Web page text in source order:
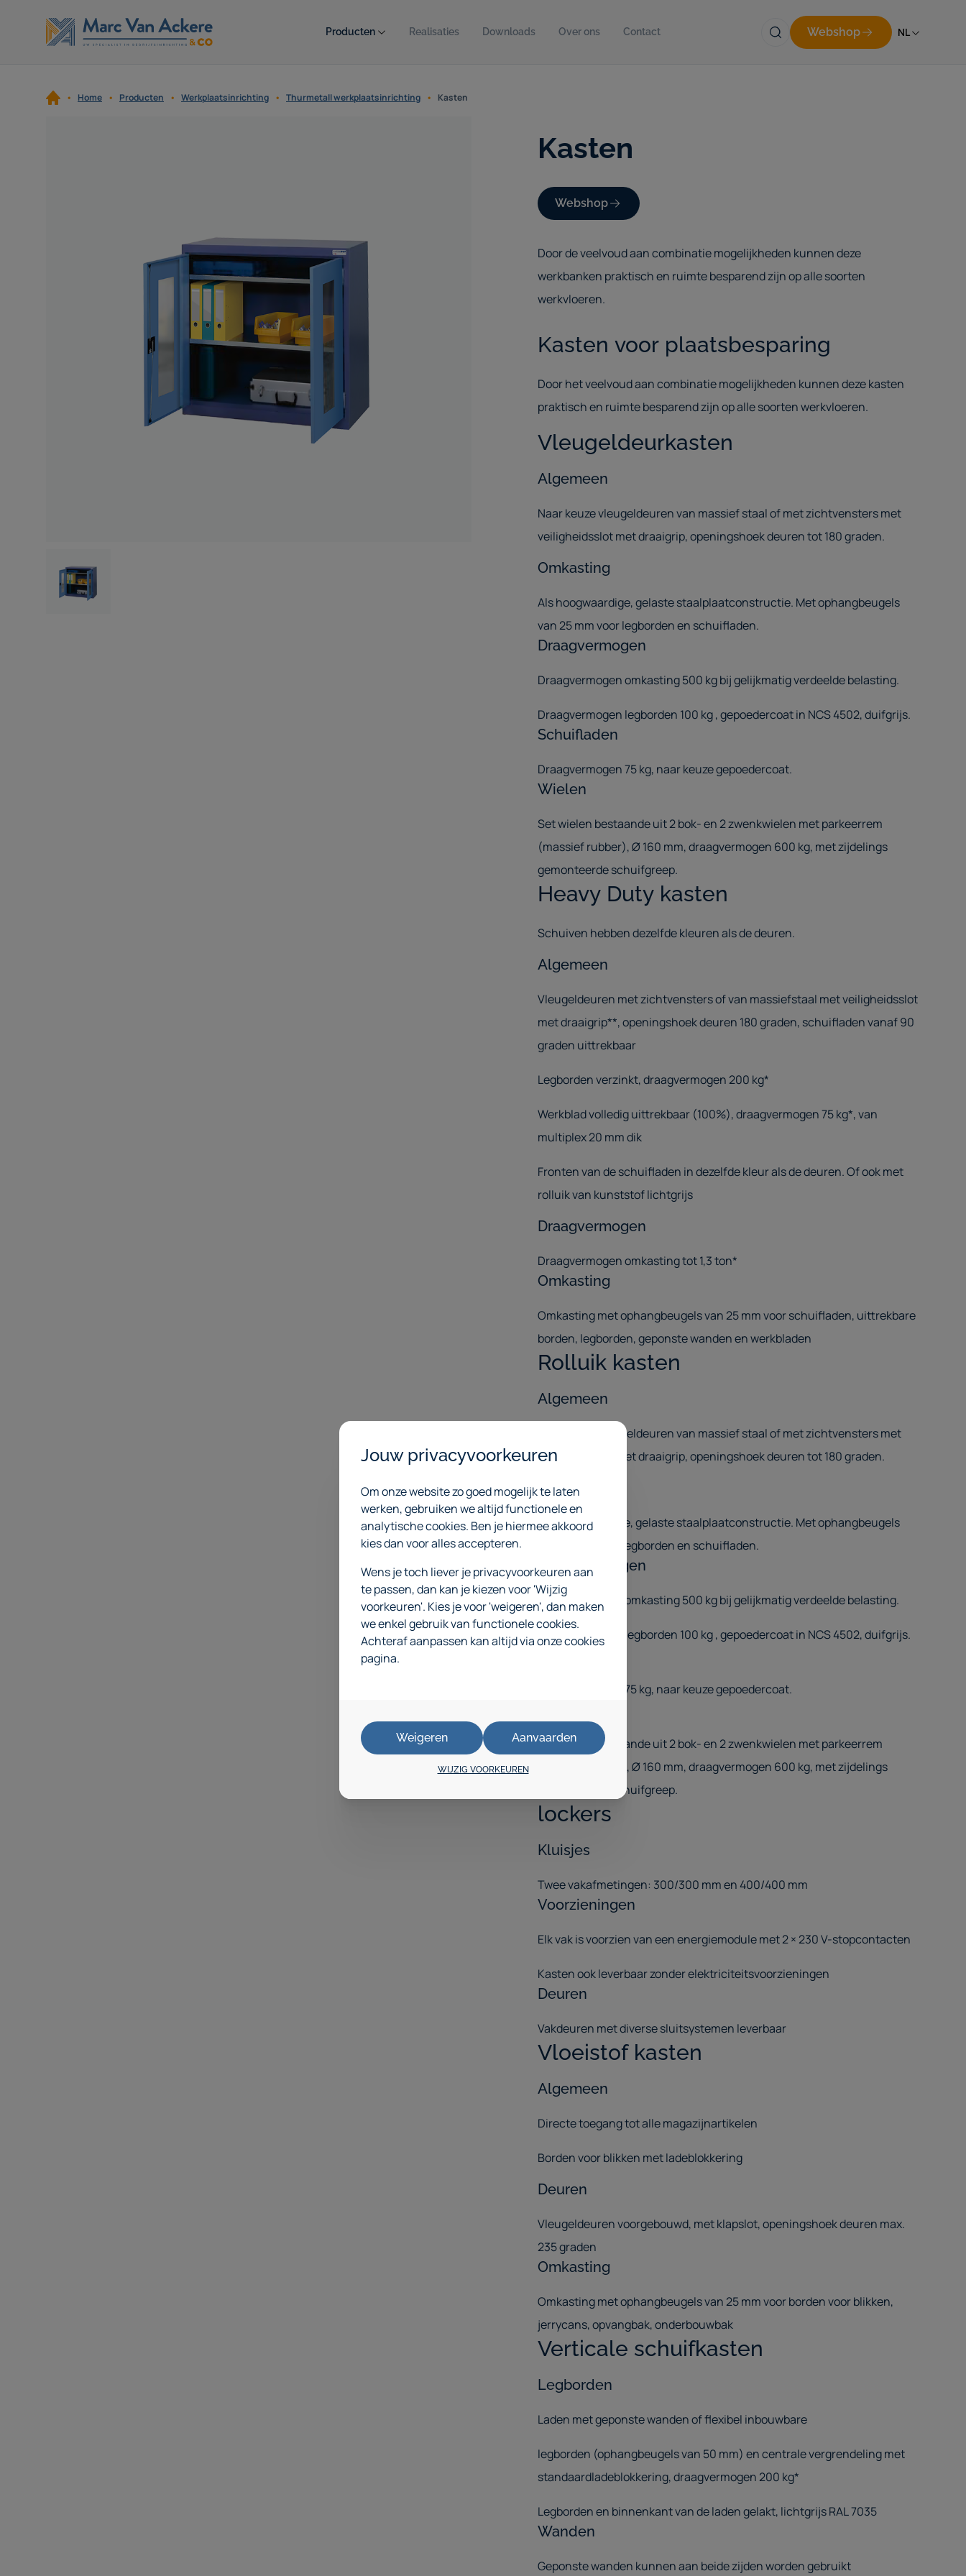
Producten Realisaties Downloads Over ons Contact Webshop NL
Home Producten Werkplaatsinrichting Thurmetall werkplaatsinrichting Kasten
Kasten
Webshop
Door de veelvoud aan combinatie mogelijkheden kunnen deze
werkbanken praktisch en ruimte besparend zijn op alle soorten
werkvloeren.
Kasten voor plaatsbesparing
Door het veelvoud aan combinatie mogelijkheden kunnen deze kasten
praktisch en ruimte besparend zijn op alle soorten werkvloeren.
Vleugeldeurkasten
Algemeen
Naar keuze vleugeldeuren van massief staal of met zichtvensters met
veiligheidsslot met draaigrip, openingshoek deuren tot 180 graden.
Omkasting
Als hoogwaardige, gelaste staalplaatconstructie. Met ophangbeugels
van 25 mm voor legborden en schuifladen.
Draagvermogen
Draagvermogen omkasting 500 kg bij gelijkmatig verdeelde belasting.
Draagvermogen legborden 100 kg , gepoedercoat in NCS 4502, duifgrijs.
Schuifladen
Draagvermogen 75 kg, naar keuze gepoedercoat.
Wielen
Set wielen bestaande uit 2 bok- en 2 zwenkwielen met parkeerrem
(massief rubber), Ø 160 mm, draagvermogen 600 kg, met zijdelings
gemonteerde schuifgreep.
Heavy Duty kasten
Schuiven hebben dezelfde kleuren als de deuren.
Algemeen
Vleugeldeuren met zichtvensters of van massiefstaal met veiligheidsslot
met draaigrip**, openingshoek deuren 180 graden, schuifladen vanaf 90
graden uittrekbaar
Legborden verzinkt, draagvermogen 200 kg*
Werkblad volledig uittrekbaar (100%), draagvermogen 75 kg*, van
multiplex 20 mm dik
Fronten van de schuifladen in dezelfde kleur als de deuren. Of ook met
rolluik van kunststof lichtgrijs
Draagvermogen
Draagvermogen omkasting tot 1,3 ton*
Omkasting
Omkasting met ophangbeugels van 25 mm voor schuifladen, uittrekbare
borden, legborden, geponste wanden en werkbladen
Rolluik kasten
Algemeen
Naar keuze vleugeldeuren van massief staal of met zichtvensters met
veiligheidsslot met draaigrip, openingshoek deuren tot 180 graden.
Omkasting
Als hoogwaardige, gelaste staalplaatconstructie. Met ophangbeugels
van 25 mm voor legborden en schuifladen.
Draagvermogen
Draagvermogen omkasting 500 kg bij gelijkmatig verdeelde belasting.
Draagvermogen legborden 100 kg , gepoedercoat in NCS 4502, duifgrijs.
Draagvermogen 75 kg, naar keuze gepoedercoat.
Set wielen bestaande uit 2 bok- en 2 zwenkwielen met parkeerrem
(massief rubber), Ø 160 mm, draagvermogen 600 kg, met zijdelings
gemonteerde schuifgreep.
lockers
Kluisjes
Twee vakafmetingen: 300/300 mm en 400/400 mm
Voorzieningen
Elk vak is voorzien van een energiemodule met 2 × 230 V-stopcontacten
Kasten ook leverbaar zonder elektriciteitsvoorzieningen
Deuren
Vakdeuren met diverse sluitsystemen leverbaar
Vloeistof kasten
Algemeen
Directe toegang tot alle magazijnartikelen
Borden voor blikken met ladeblokkering
Deuren
Vleugeldeuren voorgebouwd, met klapslot, openingshoek deuren max.
235 graden
Omkasting
Omkasting met ophangbeugels van 25 mm voor borden voor blikken,
jerrycans, opvangbak, onderbouwbak
Verticale schuifkasten
Legborden
Laden met geponste wanden of flexibel inbouwbare
legborden (ophangbeugels van 50 mm) en centrale vergrendeling met
standaardladeblokkering, draagvermogen 200 kg*
Legborden en binnenkant van de laden gelakt, lichtgrijs RAL 7035
Wanden
Geponste wanden kunnen aan beide zijden worden gebruikt
Jouw privacyvoorkeuren
Om onze website zo goed mogelijk te laten
werken, gebruiken we altijd functionele en
analytische cookies. Ben je hiermee akkoord
kies dan voor alles accepteren.
Wens je toch liever je privacyvoorkeuren aan
te passen, dan kan je kiezen voor 'Wijzig
voorkeuren'. Kies je voor 'weigeren', dan maken
we enkel gebruik van functionele cookies.
Achteraf aanpassen kan altijd via onze cookies
pagina.
Weigeren Aanvaarden
WIJZIG VOORKEUREN